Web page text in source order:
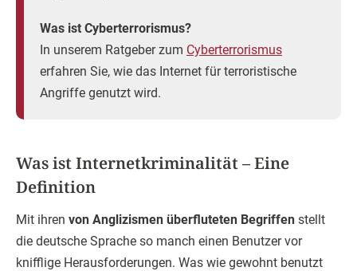
Was ist Cyberterrorismus?
In unserem Ratgeber zum Cyberterrorismus
erfahren Sie, wie das Internet für terroristische
Angriffe genutzt wird.
Was ist Internetkriminalität – Eine
Definition
Mit ihren von Anglizismen überfluteten Begriffen stellt
die deutsche Sprache so manch einen Benutzer vor
knifflige Herausforderungen. Was wie gewohnt benutzt